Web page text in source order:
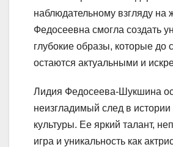
наблюдательному взгляду на
Федосеевна смогла создать
глубокие образы, которые до
остаются актуальными и
Лидия Федосеева-Шукшина
неизгладимый след в истории
культуры. Ее яркий талант,
игра и уникальность как